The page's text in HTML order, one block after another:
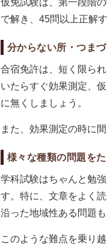
仮免試験は、第一段階
で解き、45問以上正解
分からない所・つま
合宿免許は、短く限ら
いたらすぐ効果測定、
に無くしましょう。
また、効果測定の時に
様々な種類の問題を
学科試験はちゃんと勉
す。特に、文章をよく
沿った地域性ある問題も
このような難点を乗り